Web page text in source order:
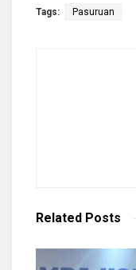
Tags: Pasuruan
Related Posts